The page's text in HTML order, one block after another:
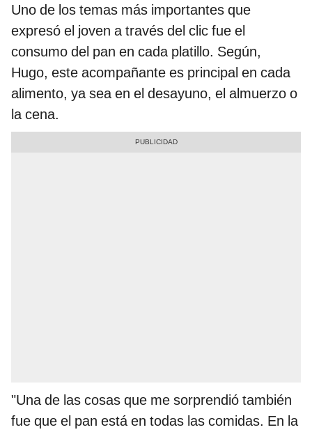
Uno de los temas más importantes que
expresó el joven a través del clic fue el
consumo del pan en cada platillo. Según,
Hugo, este acompañante es principal en cada
alimento, ya sea en el desayuno, el almuerzo o
la cena.
"Una de las cosas que me sorprendió también
fue que el pan está en todas las comidas. En la